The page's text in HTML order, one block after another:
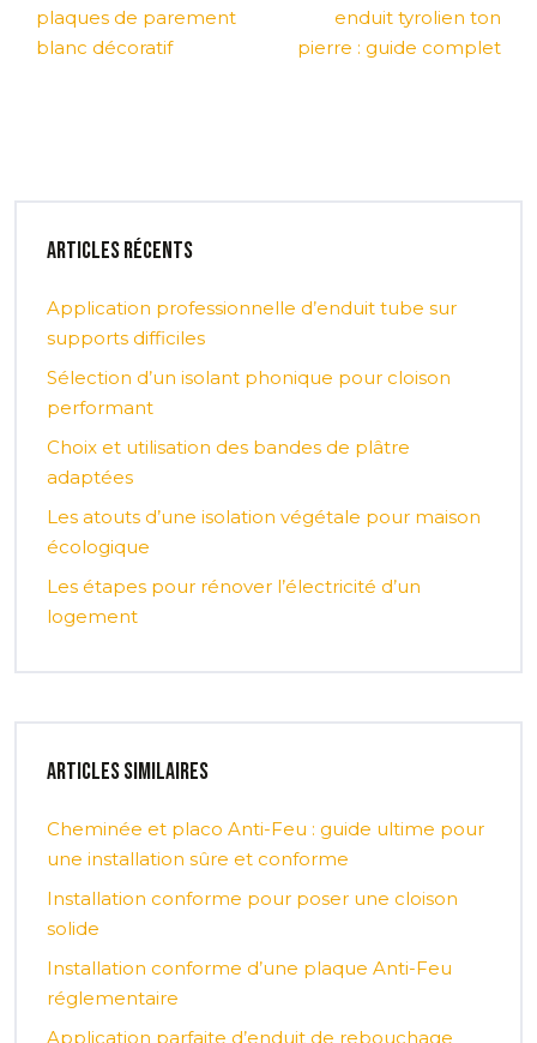
plaques de parement
blanc décoratif
enduit tyrolien ton
pierre : guide complet
Articles récents
Application professionnelle d’enduit tube sur
supports difficiles
Sélection d’un isolant phonique pour cloison
performant
Choix et utilisation des bandes de plâtre
adaptées
Les atouts d’une isolation végétale pour maison
écologique
Les étapes pour rénover l’électricité d’un
logement
Articles similaires
Cheminée et placo Anti-Feu : guide ultime pour
une installation sûre et conforme
Installation conforme pour poser une cloison
solide
Installation conforme d’une plaque Anti-Feu
réglementaire
Application parfaite d’enduit de rebouchage